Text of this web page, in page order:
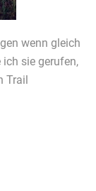
wenn gleich
sie gerufen,
Trail